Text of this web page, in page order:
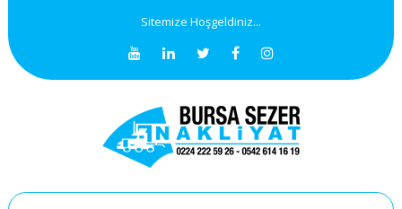
Sitemize Hoşgeldiniz...